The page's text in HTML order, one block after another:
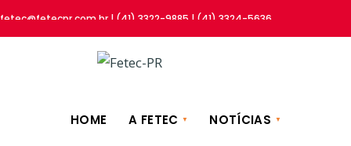
fetec@fetecpr.com.br | (41) 3322-9885 | (41) 3324-5636
HOME A FETEC NOTÍCIAS